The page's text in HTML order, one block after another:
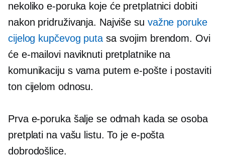
nekoliko e-poruka koje će pretplatnici dobiti
nakon pridruživanja. Najviše su važne poruke
cijelog kupčevog putasa svojim brendom. Ovi
će e-mailovi naviknuti pretplatnike na
komunikaciju s vama putem e-pošte i postaviti
ton cijelom odnosu.
Prva e-poruka šalje se odmah kada se osoba
pretplati na vašu listu. To je e-pošta
dobrodošlice.